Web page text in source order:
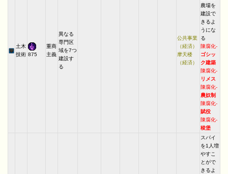
土木
技術 875
重商
主義
異なる
専門区
域を7つ
建設す
る
公共事業
（経済）
摩天楼
（経済）
農場を
建設で
きるよ
うにな
る
陳腐化-
ゴシッ
ク建築
陳腐化-
リメス
陳腐化-
農奴制
陳腐化-
賦役
陳腐化-
稜堡
スパイ
を1人増
やすこ
とがで
きるよ